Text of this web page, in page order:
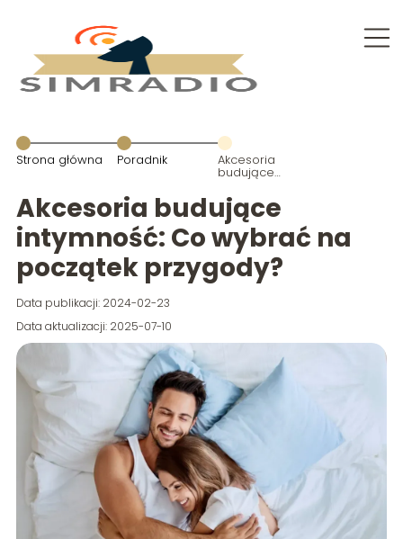
Strona główna Poradnik Akcesoria
budujące
intymność: Co
wybrać na
początek
przygody?
Akcesoria budujące
intymność: Co wybrać na
początek przygody?
Data publikacji: 2024-02-23
Data aktualizacji: 2025-07-10